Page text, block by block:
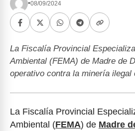
•08/09/2024
La Fiscalía Provincial
Ambiental (FEMA) de Madre de
operativo contra la minería
La Fiscalía Provincial
Ambiental (FEMA) de Madre